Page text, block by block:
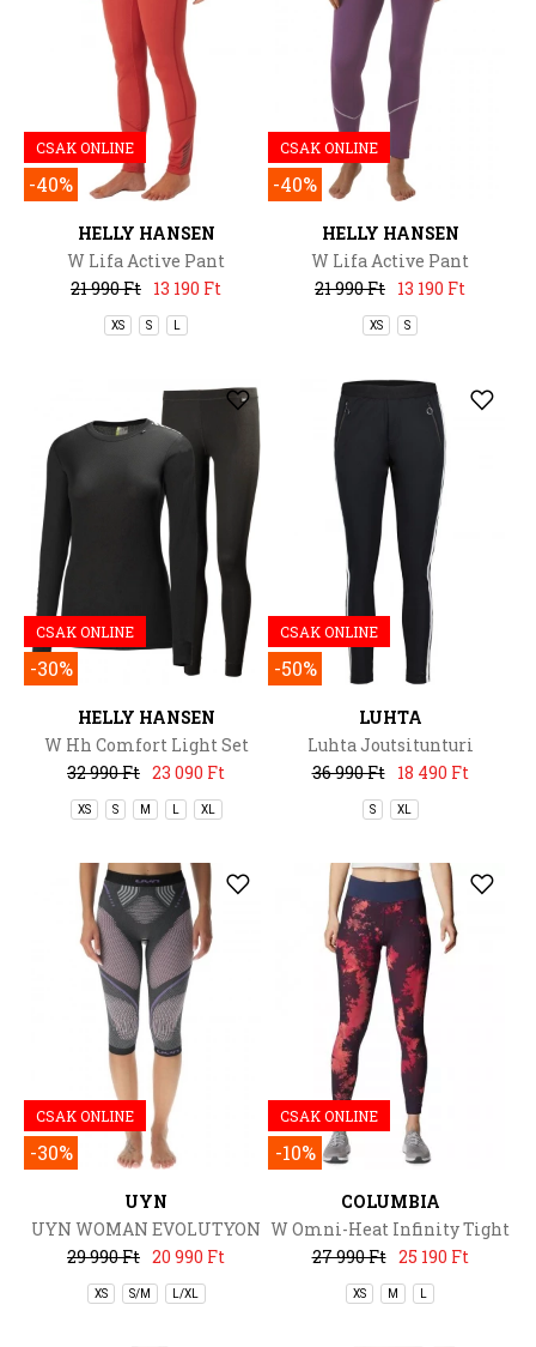
CSAK ONLINE
-40%
HELLY HANSEN
W Lifa Active Pant
21 990 Ft 13 190 Ft
XS S
CSAK ONLINE
-40%
HELLY HANSEN
W Lifa Active Pant
21 990 Ft 13 190 Ft
XS S
CSAK ONLINE
-30%
HELLY HANSEN
W Hh Comfort Light Set
32 990 Ft 23 090 Ft
XS S M XL
CSAK ONLINE
-50%
LUHTA
Luhta Joutsitunturi
36 990 Ft
18 490 Ft
S XL
CSAK ONLINE
-30%
UYN
UYN WOMAN EVOLUTYON
UW PANT MEDIUM
MELANGE
29 990 Ft 20 990 Ft
XS S/M L/XL
CSAK ONLINE
-10%
COLUMBIA
W Omni-Heat Infinity Tight
27 990 Ft 25 190 Ft
XS M